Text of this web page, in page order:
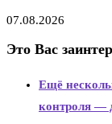
07.08.2026
Это Вас
Ещё
контроля —